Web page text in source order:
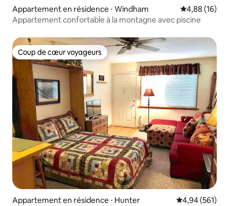
Appartement en résidence ⋅ Windham Évaluation
4,88 (16)
Appartement confortable à la montagne avec piscine
Coup de cœur voyageurs
Coup de cœur voyageurs
Appartement en résidence ⋅ Hunter Évaluation
4,94 (561)